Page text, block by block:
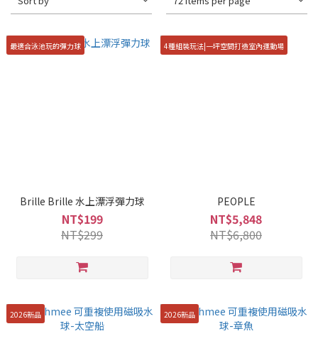
最適合泳池玩的彈力球
Brille Brille 水上漂浮彈力球
NT$199
NT$299
4種組裝玩法|一坪空間打造室內運動場
PEOPLE
NT$5,848
NT$6,800
2026新品 2026新品